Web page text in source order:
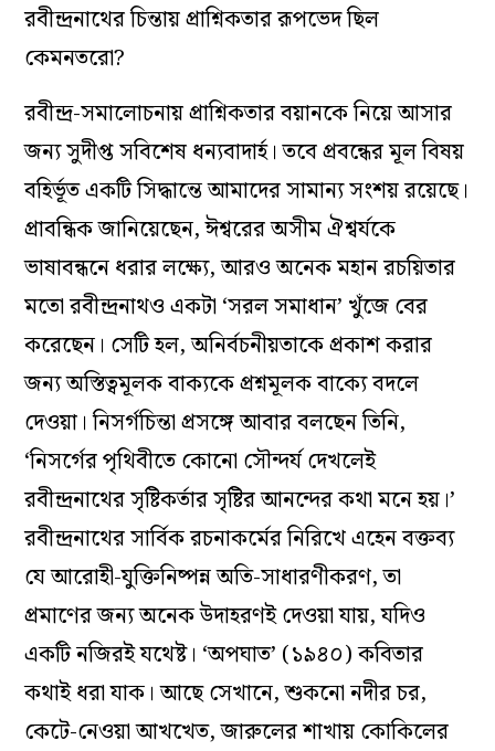
রবীন্দ্রনাথের চিন্তায় প্রাশ্নিকতার রূপভেদ ছিল
কেমনতরো?
রবীন্দ্র-সমালোচনায় প্রাশ্নিকতার বয়ানকে নিয়ে আসার
জন্য সুদীপ্ত সবিশেষ ধন্যবাদার্হ। তবে প্রবন্ধের মূল বিষয়
বহির্ভূত একটি সিদ্ধান্তে আমাদের সামান্য সংশয় রয়েছে।
প্রাবন্ধিক জানিয়েছেন, ঈশ্বরের অসীম ঐশ্বর্যকে
ভাষাবন্ধনে ধরার লক্ষ্যে, আরও অনেক মহান রচয়িতার
মতো রবীন্দ্রনাথও একটা ‘সরল সমাধান’ খুঁজে বের
করেছেন। সেটি হল, অনির্বচনীয়তাকে প্রকাশ করার
জন্য অস্তিত্বমূলক বাক্যকে প্রশ্নমূলক বাক্যে বদলে
দেওয়া। নিসর্গচিন্তা প্রসঙ্গে আবার বলছেন তিনি,
‘নিসর্গের পৃথিবীতে কোনো সৌন্দর্য দেখলেই
রবীন্দ্রনাথের সৃষ্টিকর্তার সৃষ্টির আনন্দের কথা মনে হয়।’
রবীন্দ্রনাথের সার্বিক রচনাকর্মের নিরিখে এহেন বক্তব্য
যে আরোহী-যুক্তিনিষ্পন্ন অতি-সাধারণীকরণ, তা
প্রমাণের জন্য অনেক উদাহরণই দেওয়া যায়, যদিও
একটি নজিরই যথেষ্ট। ‘অপঘাত’ (১৯৪০) কবিতার
কথাই ধরা যাক। আছে সেখানে, শুকনো নদীর চর,
কেটে-নেওয়া আখখেত, জারুলের শাখায় কোকিলের